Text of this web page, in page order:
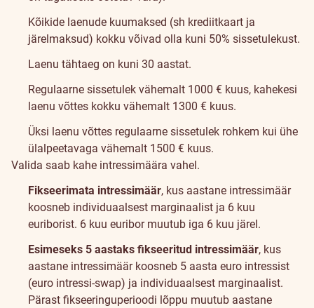
Kõikide laenude kuumaksed (sh krediitkaart ja
järelmaksud) kokku võivad olla kuni 50% sissetulekust.
Laenu tähtaeg on kuni 30 aastat.
Regulaarne sissetulek vähemalt 1000 € kuus, kahekesi
laenu võttes kokku vähemalt 1300 € kuus.
Üksi laenu võttes regulaarne sissetulek rohkem kui ühe
ülalpeetavaga vähemalt 1500 € kuus.
Valida saab kahe intressimäära vahel.
Fikseerimata intressimäär, kus aastane intressimäär
koosneb individuaalsest marginaalist ja 6 kuu
euriborist. 6 kuu euribor muutub iga 6 kuu järel.
Esimeseks 5 aastaks fikseeritud intressimäär, kus
aastane intressimäär koosneb 5 aasta euro intressist
(euro intressi-swap) ja individuaalsest marginaalist.
Pärast fikseeringuperioodi lõppu muutub aastane